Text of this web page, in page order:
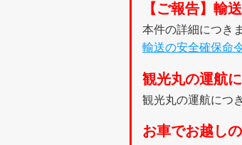
【ご報告】輸
本件の詳細につき
輸送の安全確保命
観光丸の運航
観光丸の運航につ
お車でお越し